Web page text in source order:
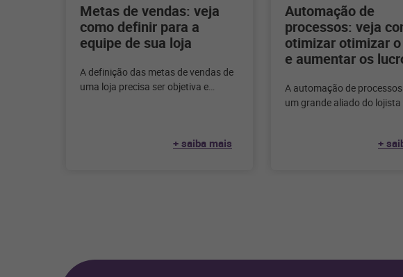
Metas de vendas: veja
como definir para a
equipe de sua loja
A definição das metas de vendas de
uma loja precisa ser objetiva e
+ saiba mais
Automação de
processos: veja
otimizar otimizar
e aumentar os
A automação de
um grande aliado do lojista
+